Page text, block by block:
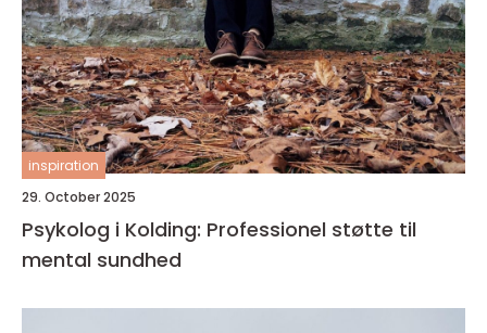
inspiration
29. October 2025
Psykolog i Kolding: Professionel støtte til
mental sundhed